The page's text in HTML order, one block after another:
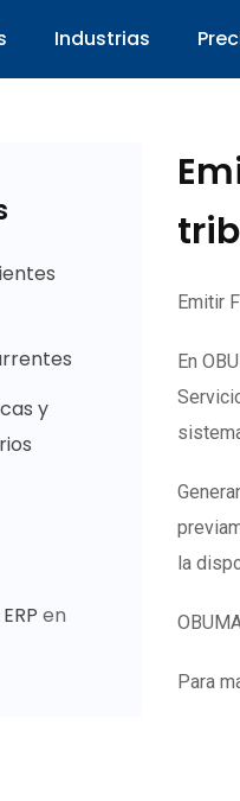
Industrias
Emitir
En
la
Para
y
en